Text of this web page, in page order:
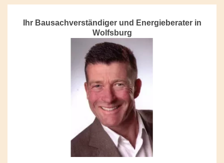
Ihr Bausachverständiger und Energieberater in
Wolfsburg